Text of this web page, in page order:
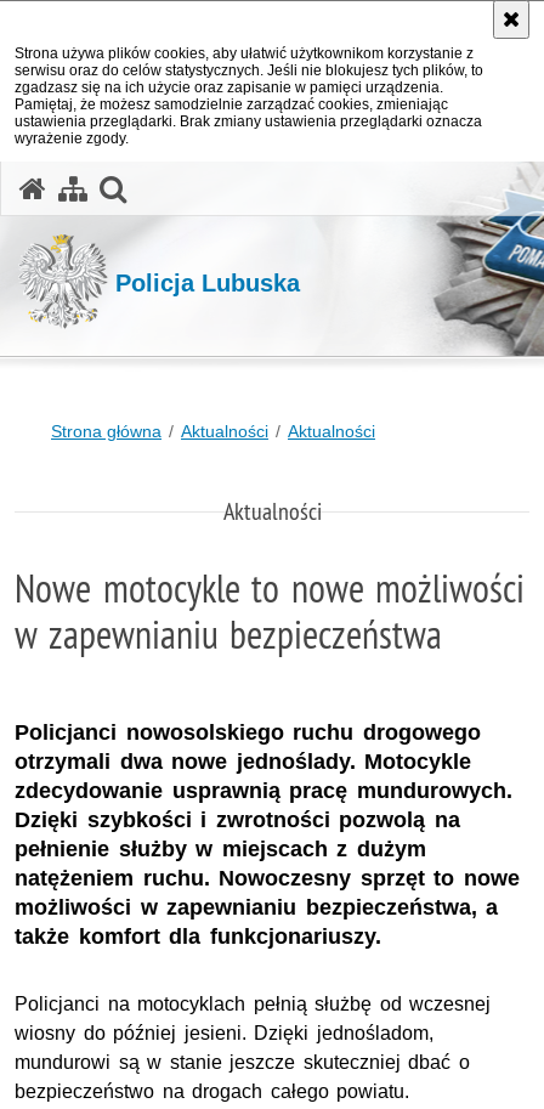
Strona używa plików cookies, aby ułatwić użytkownikom korzystanie z
serwisu oraz do celów statystycznych. Jeśli nie blokujesz tych plików, to
zgadzasz się na ich użycie oraz zapisanie w pamięci urządzenia.
Pamiętaj, że możesz samodzielnie zarządzać cookies, zmieniając
ustawienia przeglądarki. Brak zmiany ustawienia przeglądarki oznacza
wyrażenie zgody.
Policja Lubuska
Strona główna Aktualności Aktualności
Aktualności
Nowe motocykle to nowe możliwości
w zapewnianiu bezpieczeństwa
Policjanci nowosolskiego ruchu drogowego
otrzymali dwa nowe jednoślady. Motocykle
zdecydowanie usprawnią pracę mundurowych.
Dzięki szybkości i zwrotności pozwolą na
pełnienie służby w miejscach z dużym
natężeniem ruchu. Nowoczesny sprzęt to nowe
możliwości w zapewnianiu bezpieczeństwa, a
także komfort dla funkcjonariuszy.
Policjanci na motocyklach pełnią służbę od wczesnej
wiosny do później jesieni. Dzięki jednośladom,
mundurowi są w stanie jeszcze skuteczniej dbać o
bezpieczeństwo na drogach całego powiatu.